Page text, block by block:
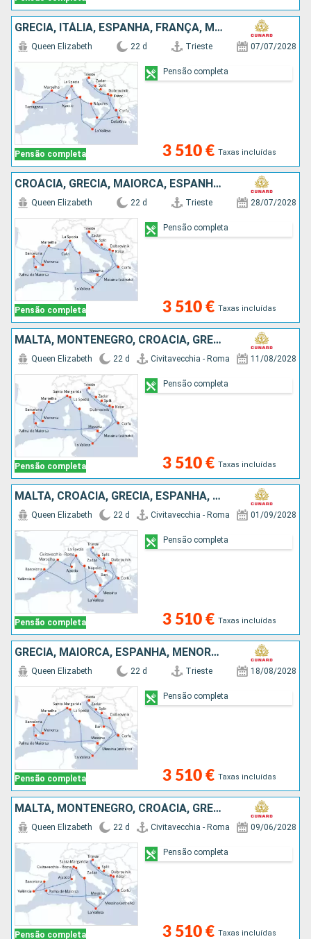
GRÉCIA, ITÁLIA, ESPANHA, FRANÇA, MALTA, MONTENEGRO, CROÁCIA
Pensão completa
Queen Elizabeth 22 d Trieste 07/07/2028
3 510 € Taxas incluídas
Pensão completa
CROÁCIA, GRÉCIA, MAIORCA, ESPANHA, MENORCA, FRANÇA, MALTA, MONTENEGRO, ITÁLIA
Pensão completa
Queen Elizabeth 22 d Trieste 28/07/2028
3 510 € Taxas incluídas
Pensão completa
MALTA, MONTENEGRO, CROÁCIA, GRÉCIA, MAIORCA, ESPANHA, MENORCA, FRANÇA, ITÁLIA
Pensão completa
Queen Elizabeth 22 d Civitavecchia - Roma 11/08/2028
3 510 € Taxas incluídas
Pensão completa
MALTA, CROÁCIA, GRÉCIA, ESPANHA, FRANÇA, ITÁLIA
Pensão completa
Queen Elizabeth 22 d Civitavecchia - Roma 01/09/2028
3 510 € Taxas incluídas
Pensão completa
GRÉCIA, MAIORCA, ESPANHA, MENORCA, FRANÇA, ITÁLIA, MALTA, CROÁCIA
Pensão completa
Queen Elizabeth 22 d Trieste 18/08/2028
3 510 € Taxas incluídas
Pensão completa
MALTA, MONTENEGRO, CROÁCIA, GRÉCIA, ITÁLIA, MAIORCA, ESPANHA, FRANÇA
Pensão completa
Queen Elizabeth 22 d Civitavecchia - Roma 09/06/2028
3 510 € Taxas incluídas
Pensão completa